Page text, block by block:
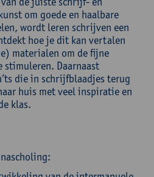
om goede en haalbare
wordt leren schrijven een
hoe je dit kan vertalen
materialen om de fijne
Daarnaast
die in schrijfblaadjes terug
huis met veel inspiratie en
klas.